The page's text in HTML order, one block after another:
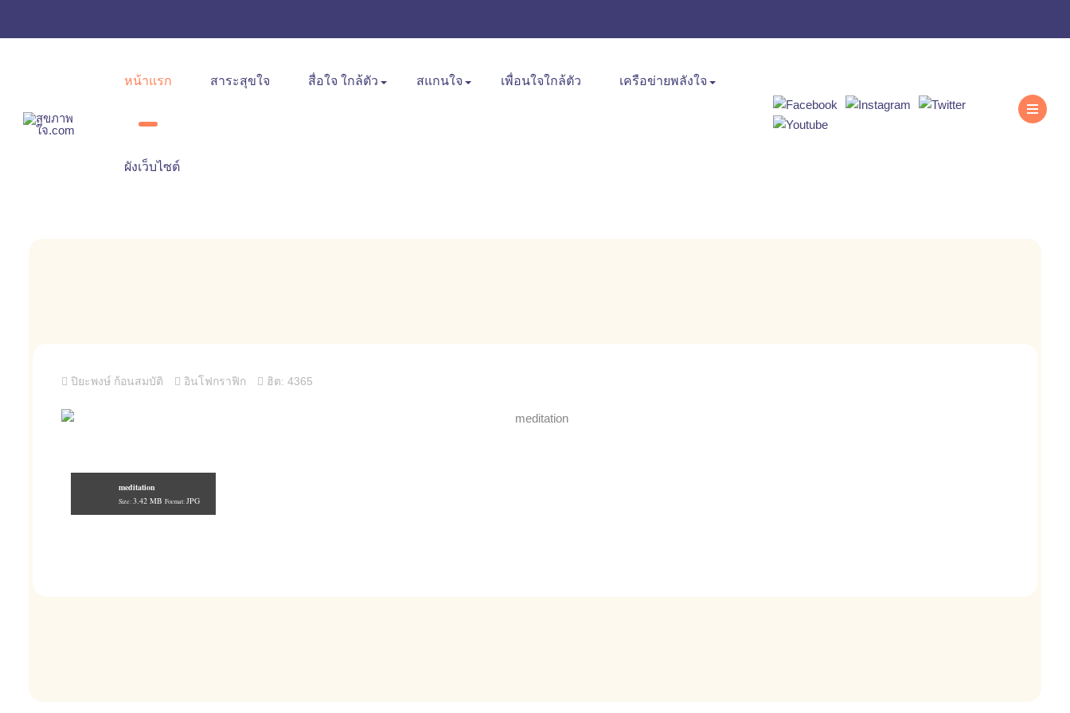
หน้าแรก สาระสุขใจ สื่อใจ ใกล้ตัว สแกนใจ เพื่อนใจใกล้ตัว เครือข่ายพลังใจ
ผังเว็บไซต์
ปิยะพงษ์ ก้อนสมบัติ อินโฟกราฟิก ฮิต: 4365
meditation
Size: 3.42 MB Format: JPG